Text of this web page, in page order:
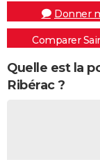
Donner
Comparer
Quelle est la
Ribérac ?